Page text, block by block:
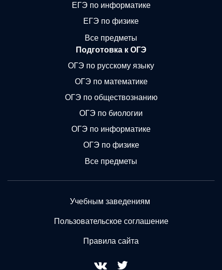
ЕГЭ по информатике
ЕГЭ по физике
Все предметы
Подготовка к ОГЭ
ОГЭ по русскому языку
ОГЭ по математике
ОГЭ по обществознанию
ОГЭ по биологии
ОГЭ по информатике
ОГЭ по физике
Все предметы
Учебным заведениям
Пользовательское соглашение
Правила сайта